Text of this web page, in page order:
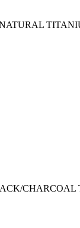
CHARCOAL